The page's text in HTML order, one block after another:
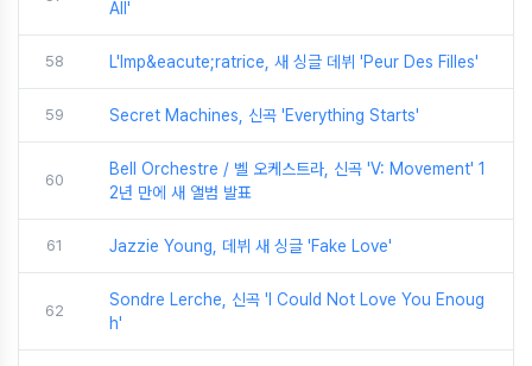
All'
58 L'Imp&eacute;ratrice, 새 싱글 데뷔 'Peur Des Filles'
59 Secret Machines, 신곡 'Everything Starts'
60
Bell Orchestre / 벨 오케스트라, 신곡 'V: Movement' 1
2년 만에 새 앨범 발표
61 Jazzie Young, 데뷔 새 싱글 'Fake Love'
62
Sondre Lerche, 신곡 'I Could Not Love You Enoug
h'